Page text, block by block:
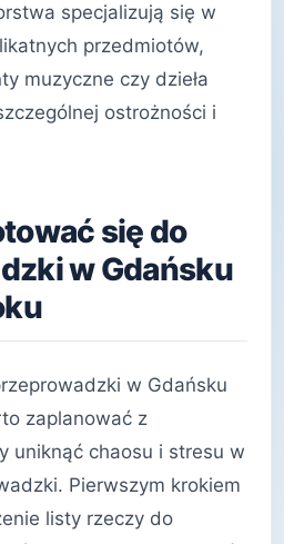
specjalizują się w
przedmiotów,
muzyczne czy dzieła
ostrożności i
się do
w Gdańsku
w Gdańsku
zaplanować z
uniknąć chaosu i stresu w
Pierwszym krokiem
listy rzeczy do